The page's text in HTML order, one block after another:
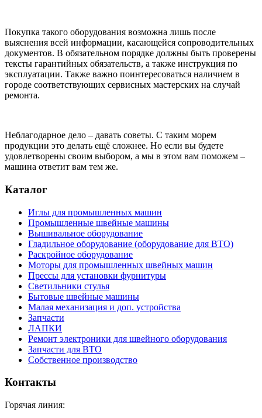
Покупка такого оборудования возможна лишь после
выяснения всей информации, касающейся сопроводительных
документов. В обязательном порядке должны быть проверены
тексты гарантийных обязательств, а также инструкция по
эксплуатации. Также важно поинтересоваться наличием в
городе соответствующих сервисных мастерских на случай
ремонта.
Неблагодарное дело – давать советы. С таким морем
продукции это делать ещё сложнее. Но если вы будете
удовлетворены своим выбором, а мы в этом вам поможем –
машина ответит вам тем же.
Каталог
Иглы для промышленных машин
Промышленные швейные машины
Вышивальное оборудование
Гладильное оборудование (оборудование для ВТО)
Раскройное оборудование
Моторы для промышленных швейных машин
Прессы для установки фурнитуры
Светильники стулья
Бытовые швейные машины
Малая механизация и доп. устройства
Запчасти
ЛАПКИ
Ремонт электроники для швейного оборудования
Запчасти для ВТО
Собственное производство
Контакты
Горячая линия: